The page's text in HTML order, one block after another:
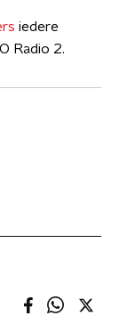
iedere
Radio 2.